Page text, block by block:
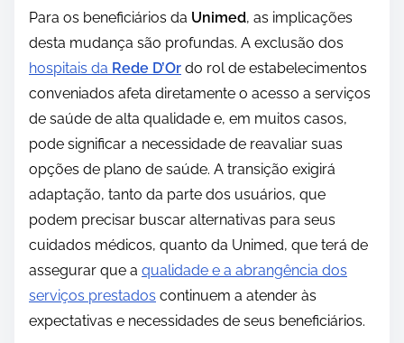
Para os beneficiários da Unimed, as implicações
desta mudança são profundas. A exclusão dos
hospitais da Rede D’Or do rol de estabelecimentos
conveniados afeta diretamente o acesso a serviços
de saúde de alta qualidade e, em muitos casos,
pode significar a necessidade de reavaliar suas
opções de plano de saúde. A transição exigirá
adaptação, tanto da parte dos usuários, que
podem precisar buscar alternativas para seus
cuidados médicos, quanto da Unimed, que terá de
assegurar que a qualidade e a abrangência dos
serviços prestados continuem a atender às
expectativas e necessidades de seus beneficiários.